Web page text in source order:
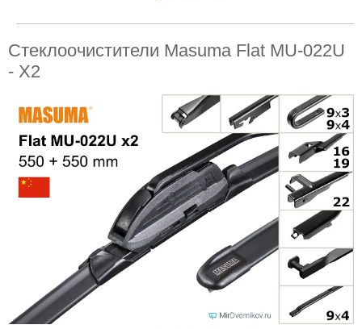
Стеклоочистители Masuma Flat MU-022U
- X2